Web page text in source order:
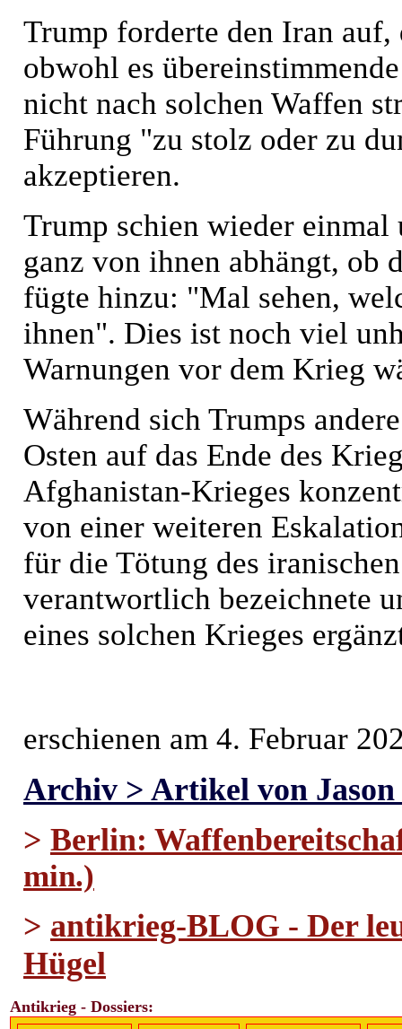
Trump forderte den Iran
obwohl es
nicht nach solchen Waffen
Führung "zu stolz oder zu
akzeptieren.
Trump schien wieder einmal
ganz von ihnen abhängt, ob
fügte hinzu: "Mal sehen,
ihnen". Dies ist noch viel
Warnungen vor dem Krieg
Während sich Trumps
Osten auf das Ende des
Afghanistan-Krieges
von einer weiteren
für die Tötung des
verantwortlich bezeichnete
eines solchen Krieges
erschienen am 4. Februar
Archiv > Artikel von
> Berlin:
min.)
> antikrieg-BLOG - Der
Hügel
Antikrieg - Dossiers: